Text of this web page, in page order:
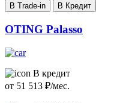
В Trade-in В Кредит
OTING Palasso
В кредит
от 51 513 ₽/мес.